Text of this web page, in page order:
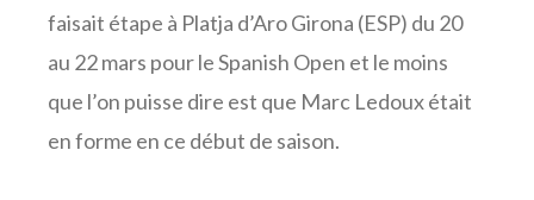
faisait étape à Platja d’Aro Girona (ESP) du 20
au 22 mars pour le Spanish Open et le moins
que l’on puisse dire est que Marc Ledoux était
en forme en ce début de saison.